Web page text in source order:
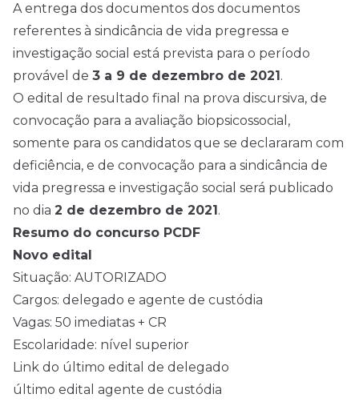
A entrega dos documentos dos documentos
referentes à sindicância de vida pregressa e
investigação social está prevista para o período
provável de 3 a 9 de dezembro de 2021.
O edital de resultado final na prova discursiva, de
convocação para a avaliação biopsicossocial,
somente para os candidatos que se declararam com
deficiência, e de convocação para a sindicância de
vida pregressa e investigação social será publicado
no dia 2 de dezembro de 2021.
Resumo do concurso PCDF
Novo edital
Situação: AUTORIZADO
Cargos: delegado e agente de custódia
Vagas: 50 imediatas + CR
Escolaridade: nível superior
Link do último edital de delegado
último edital agente de custódia